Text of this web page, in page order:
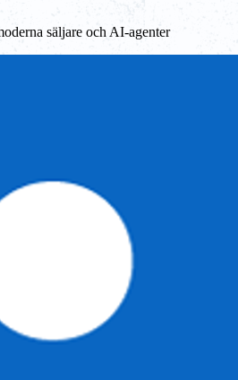
säljare och AI-agenter